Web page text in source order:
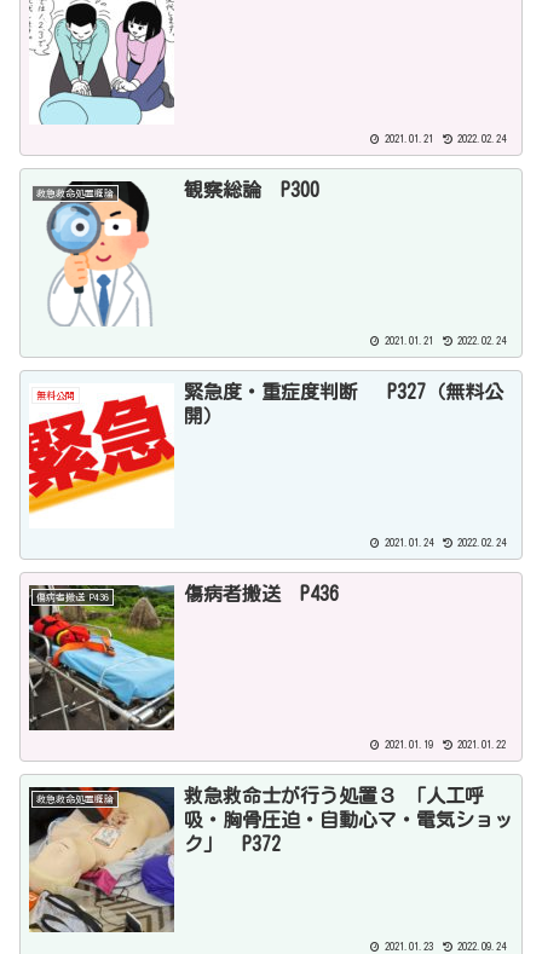
2021.01.21 2022.02.24
救急救命処置概論 観察総論 P300
2021.01.21 2022.02.24
無料公開
緊急度・重症度判断 P327（無料公
開）
2021.01.24 2022.02.24
傷病者搬送 P436 傷病者搬送 P436
2021.01.19 2021.01.22
救急救命処置概論
救急救命士が行う処置３ 「人工呼
吸・胸骨圧迫・自動心マ・電気ショッ
ク」 P372
2021.01.23 2022.09.24